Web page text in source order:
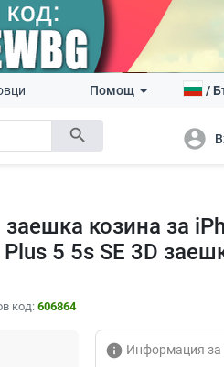
search
Помощ /
account_circle
козина за
5 5s SE 3D
код: 606864
info Информация за